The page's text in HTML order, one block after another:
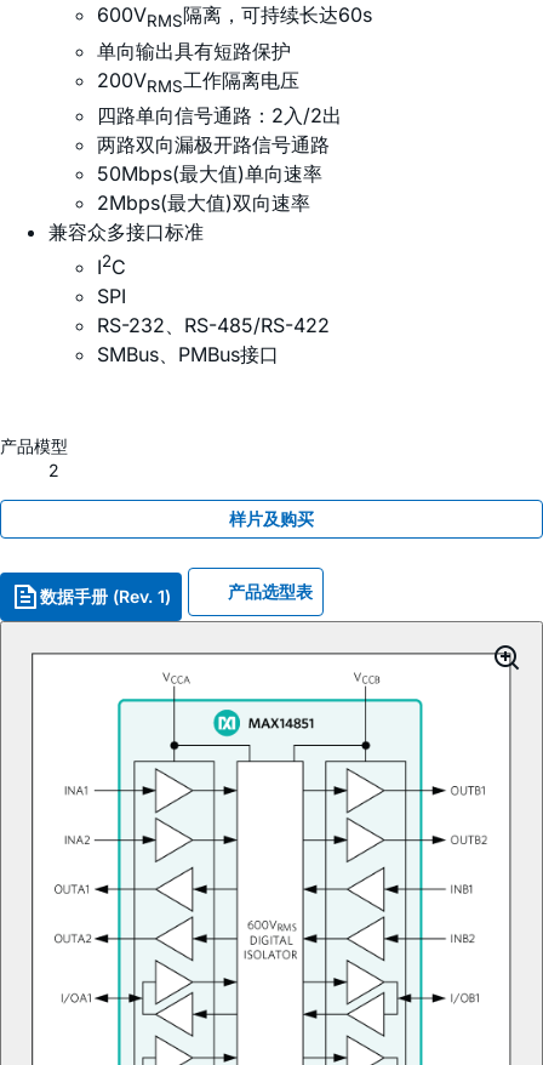
600VRMS隔离，可持续长达60s
单向输出具有短路保护
200VRMS工作隔离电压
四路单向信号通路：2入/2出
两路双向漏极开路信号通路
50Mbps(最大值)单向速率
2Mbps(最大值)双向速率
兼容众多接口标准
I2C
SPI
RS-232、RS-485/RS-422
SMBus、PMBus接口
产品模型
2
样片及购买
数据手册 (Rev. 1) 产品选型表